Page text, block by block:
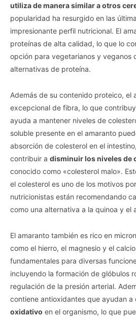
utiliza de manera similar a otros
popularidad ha resurgido en las
impresionante perfil nutricional. El
proteínas de alta calidad, lo que lo
opción para vegetarianos y veganos
alternativas de proteína.
Además de su contenido proteico, el
excepcional de fibra, lo que
ayuda a mantener niveles de
soluble presente en el amaranto
absorción de colesterol en el
contribuir a disminuir los niveles de
conocido como «colesterol malo».
el colesterol es uno de los motivos
nutricionistas están recomendando
como una alternativa a la quinoa y el
El amaranto también es rico en
como el hierro, el magnesio y el
fundamentales para diversas
incluyendo la formación de glóbulos
regulación de la presión arterial.
contiene antioxidantes que ayudan a
oxidativo en el organismo, lo que